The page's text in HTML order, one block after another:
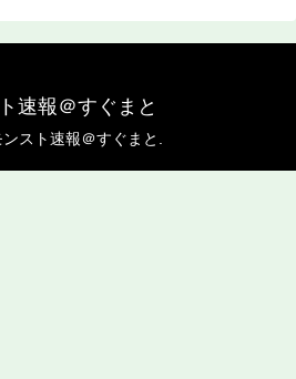
速報＠すぐまと
スト速報＠すぐまと.